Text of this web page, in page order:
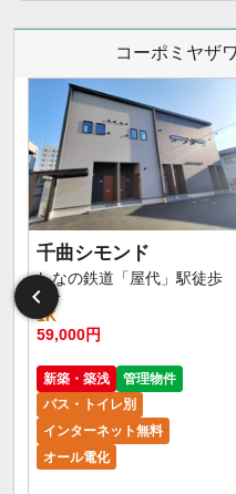
コーポミヤザ
千曲シモンド
しなの鉄道「屋代」駅徒歩
4
分
1K
59,000円
新築・築浅
管理物件
バス・トイレ別
インターネット無料
オール電化